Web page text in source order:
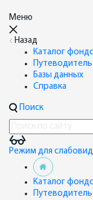
Меню
Назад
Каталог
Путеводитель
Базы данных
Справка
Поиск
Режим для
Каталог
Путеводитель